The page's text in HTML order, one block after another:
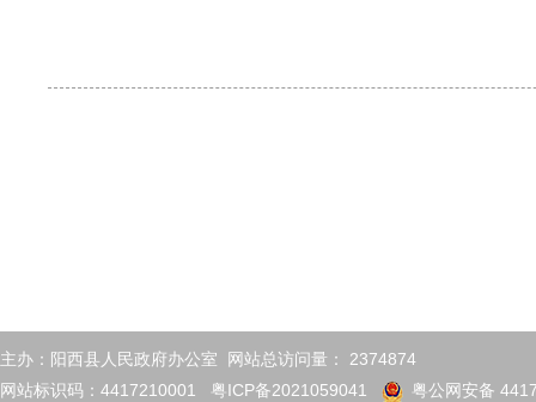
主办：阳西县人民政府办公室 网站总访问量： 2374874
网站标识码：4417210001 粤ICP备2021059041
粤公网安备